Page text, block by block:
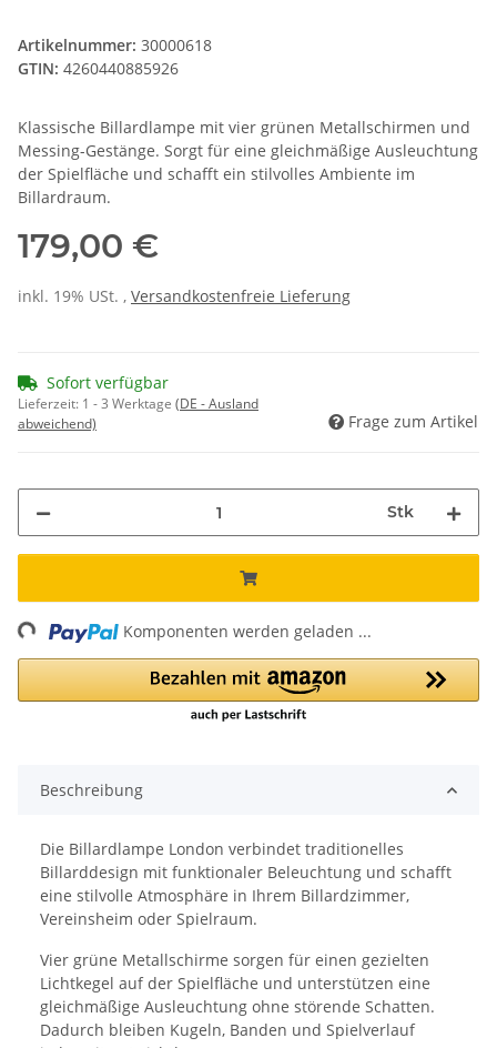
Artikelnummer: 30000618
GTIN: 4260440885926
Klassische Billardlampe mit vier grünen Metallschirmen und
Messing-Gestänge. Sorgt für eine gleichmäßige Ausleuchtung
der Spielfläche und schafft ein stilvolles Ambiente im
Billardraum.
179,00 €
inkl. 19% USt. , Versandkostenfreie Lieferung
Sofort verfügbar
Lieferzeit: 1 - 3 Werktage (DE - Ausland
abweichend)
Frage zum Artikel
Stk
Komponenten werden geladen ...
Beschreibung
Die Billardlampe London verbindet traditionelles
Billarddesign mit funktionaler Beleuchtung und schafft
eine stilvolle Atmosphäre in Ihrem Billardzimmer,
Vereinsheim oder Spielraum.
Vier grüne Metallschirme sorgen für einen gezielten
Lichtkegel auf der Spielfläche und unterstützen eine
gleichmäßige Ausleuchtung ohne störende Schatten.
Dadurch bleiben Kugeln, Banden und Spielverlauf